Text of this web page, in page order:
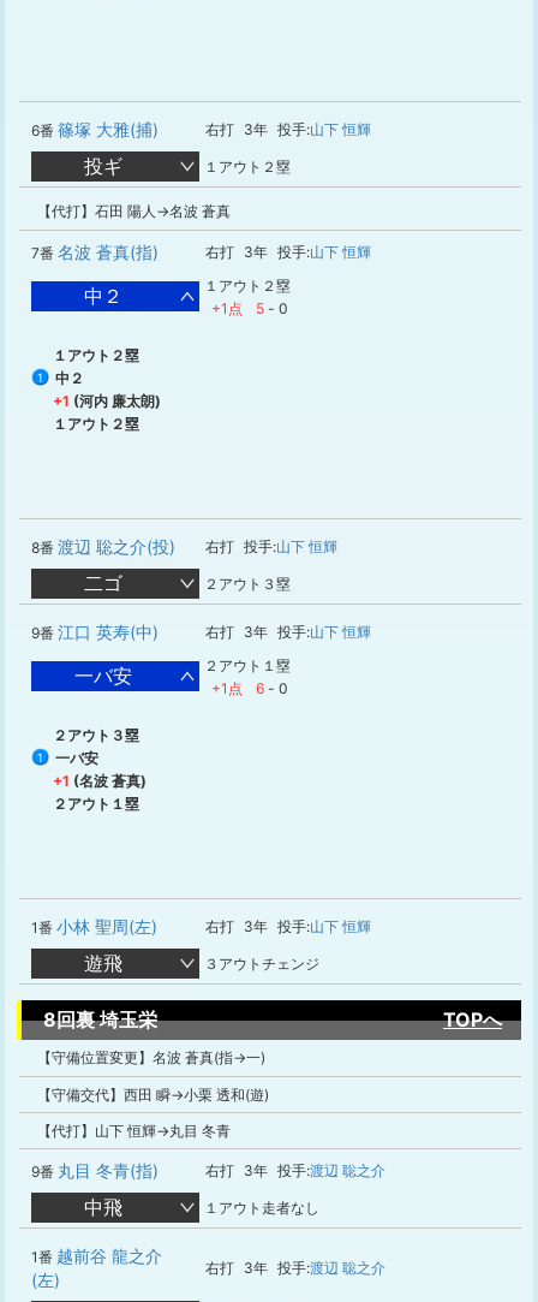
6番 篠塚 大雅(捕) 右打 3年 投手:山下 恒輝
投ギ １アウト２塁
【代打】石田 陽人→名波 蒼真
7番 名波 蒼真(指) 右打 3年 投手:山下 恒輝
中２
１アウト２塁
+1点
5 - 0
１アウト２塁
1
中２
+1 (河内 廉太朗)
１アウト２塁
8番 渡辺 聡之介(投) 右打 投手:山下 恒輝
二ゴ ２アウト３塁
9番 江口 英寿(中) 右打 3年 投手:山下 恒輝
一バ安
２アウト１塁
+1点
6 - 0
２アウト３塁
1
一バ安
+1 (名波 蒼真)
２アウト１塁
1番 小林 聖周(左) 右打 3年 投手:山下 恒輝
遊飛 ３アウトチェンジ
8回裏 埼玉栄 TOPへ
【守備位置変更】名波 蒼真(指→一)
【守備交代】西田 瞬→小栗 透和(遊)
【代打】山下 恒輝→丸目 冬青
9番 丸目 冬青(指) 右打 3年 投手:渡辺 聡之介
中飛 １アウト走者なし
1番 越前谷 龍之介
(左)
右打 3年 投手:渡辺 聡之介